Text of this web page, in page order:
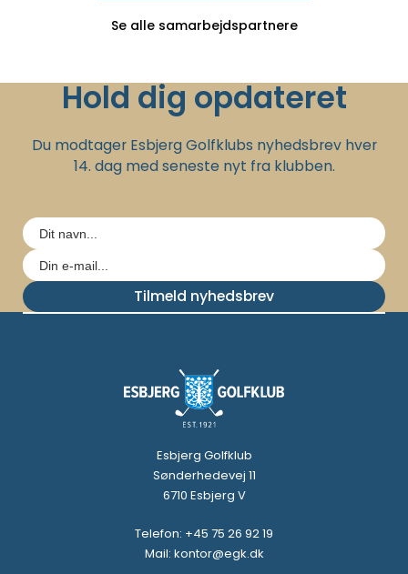
Se alle samarbejdspartnere
Hold dig opdateret
Du modtager Esbjerg Golfklubs nyhedsbrev hver
14. dag med seneste nyt fra klubben.
Tilmeld nyhedsbrev
Esbjerg Golfklub
Sønderhedevej 11
6710 Esbjerg V
Telefon: +45 75 26 92 19
Mail: kontor@egk.dk